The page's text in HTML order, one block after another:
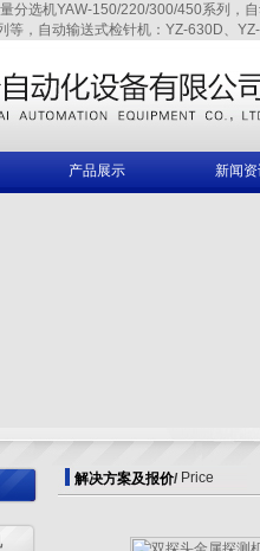
分选机YAW-150/220/300/450系列
，自动输送式检针机：YZ-630D、
产品展示 新闻
解决方案及报价/ Price